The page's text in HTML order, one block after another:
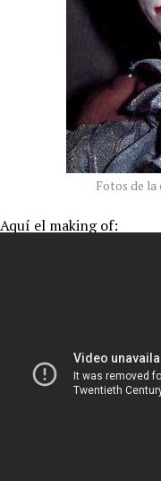
Fotos de la
Aquí el making of: